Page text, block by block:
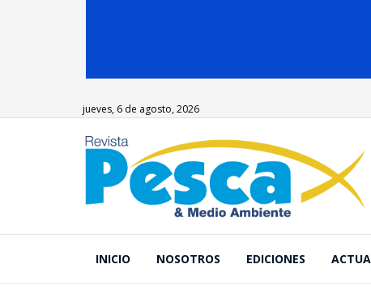
jueves, 6 de agosto, 2026
INICIO NOSOTROS EDICIONES